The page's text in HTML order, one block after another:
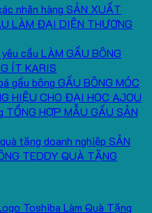
SẢN XUẤT
LÀM ĐẠI DIỆN THƯƠNG
LÀM GẤU BÔNG
ÍT KARIS
GẤU BÔNG MÓC
HIỆU CHO ĐẠI HỌC AJOU
TỔNG HỢP MẪU GẤU SẢN
SẢN
TEDDY QUÀ TẶNG
Toshiba Làm Quà Tặng